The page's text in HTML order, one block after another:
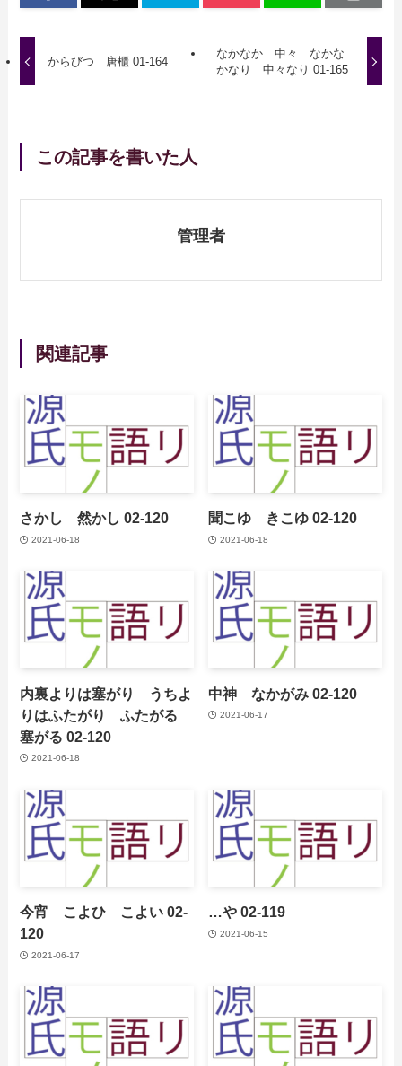
からびつ 唐櫃 01-164
なかなか 中々 なかな
かなり 中々なり 01-165
この記事を書いた人
管理者
関連記事
さかし 然かし 02-120
2021-06-18
聞こゆ きこゆ 02-120
2021-06-18
内裏よりは塞がり うちよ
りはふたがり ふたがる
塞がる 02-120
2021-06-18
中神 なかがみ 02-120
2021-06-17
今宵 こよひ こよい 02-
120
2021-06-17
…や 02-119
2021-06-15